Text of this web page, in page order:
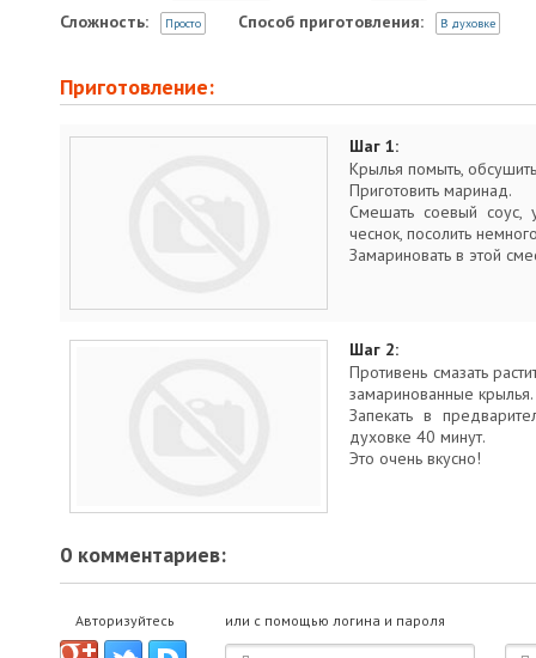
Сложность:
Просто Способ приготовления: В духовке
Приготовление:
Шаг 1:
Крылья помыть,
Приготовить маринад.
Смешать соевый соус,
чеснок, посолить
Замариновать в этой
Шаг 2:
Противень смазать
замаринованные крылья.
Запекать в
духовке 40 минут.
Это очень вкусно!
0 комментариев:
Авторизуйтесь или с помощью логина и пароля